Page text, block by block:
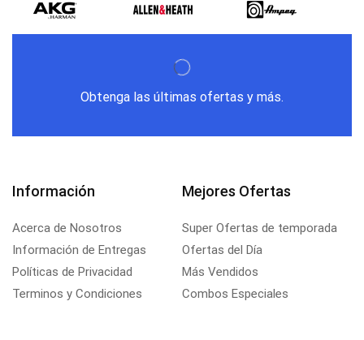
Obtenga las últimas ofertas y más.
Información
Acerca de Nosotros
Información de Entregas
Políticas de Privacidad
Terminos y Condiciones
Mejores Ofertas
Super Ofertas de temporada
Ofertas del Día
Más Vendidos
Combos Especiales